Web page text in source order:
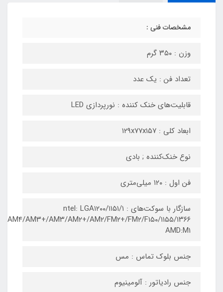
مشخصات فنی :
وزن : ۳۵۰ گرم
تعداد فن : یک عدد
قابلیت‌های خنک کننده : نورپردازی LED
ابعاد کلی : ۱۲۹x۷۷x۱۵۷
نوع خنک‌کننده ; بادی
فن اول : ۱۲۰ میلی‌متری
سازگار با سوکت‌های : ntel: LGA۱۲۰۰/۱۱۵۱/۱
AM۴/AM۳+/AM۳/AM۲+/AM۲/FM۲+/FM۲/F۱۵۰/۱۱۵۵/۱۳۶۶
AMD:M۱
جنس بلوک تماس : مس
جنس رادیاتور : آلومینیوم